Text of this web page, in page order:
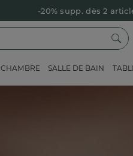
-20% supp. dès 2
CHAMBRE SALLE DE BAIN